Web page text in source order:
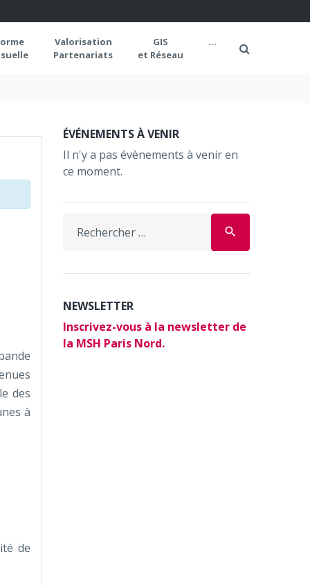
Valorisation
Partenariats
GIS
et Réseau
...
des
à
de
ÉVÉNEMENTS À VENIR
Il n'y a pas évènements à venir en
ce moment.
for:
search
NEWSLETTER
Inscrivez-vous à la newsletter de
la MSH Paris Nord.